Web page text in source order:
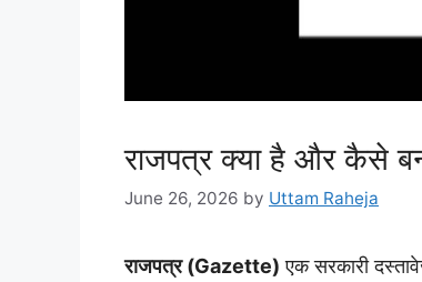
राजपत्र क्या है और कैसे
June 26, 2026 by Uttam Raheja
राजपत्र (Gazette) एक सरकारी